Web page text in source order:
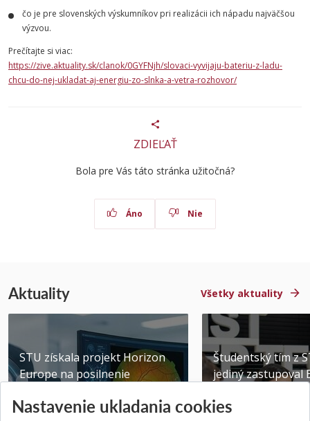
čo je pre slovenských výskumníkov pri realizácii ich nápadu najväčšou
výzvou.
Prečítajte si viac:
https://zive.aktuality.sk/clanok/0GYFNjh/slovaci-vyvijaju-bateriu-z-ladu-
chcu-do-nej-ukladat-aj-energiu-zo-slnka-a-vetra-rozhovor/
ZDIEĽAŤ
Bola pre Vás táto stránka užitočná?
Áno Nie
Aktuality Všetky aktuality
STU získala projekt Horizon
Europe na posilnenie
Publikované 31.07.2026
Študentský tím z
jediný zastupoval
Publikované
Nastavenie ukladania cookies